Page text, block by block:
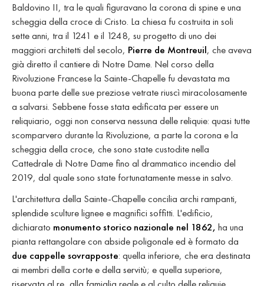
Baldovino II, tra le quali figuravano la corona di spine e una
scheggia della croce di Cristo. La chiesa fu costruita in soli
sette anni, tra il 1241 e il 1248, su progetto di uno dei
maggiori architetti del secolo, Pierre de Montreuil, che aveva
già diretto il cantiere di Notre Dame. Nel corso della
Rivoluzione Francese la Sainte-Chapelle fu devastata ma
buona parte delle sue preziose vetrate riuscì miracolosamente
a salvarsi. Sebbene fosse stata edificata per essere un
reliquiario, oggi non conserva nessuna delle reliquie: quasi tutte
scomparvero durante la Rivoluzione, a parte la corona e la
scheggia della croce, che sono state custodite nella
Cattedrale di Notre Dame fino al drammatico incendio del
2019, dal quale sono state fortunatamente messe in salvo.
L'architettura della Sainte-Chapelle concilia archi rampanti,
splendide sculture lignee e magnifici soffitti. L'edificio,
dichiarato monumento storico nazionale nel 1862, ha una
pianta rettangolare con abside poligonale ed è formato da
due cappelle sovrapposte: quella inferiore, che era destinata
ai membri della corte e della servitù; e quella superiore,